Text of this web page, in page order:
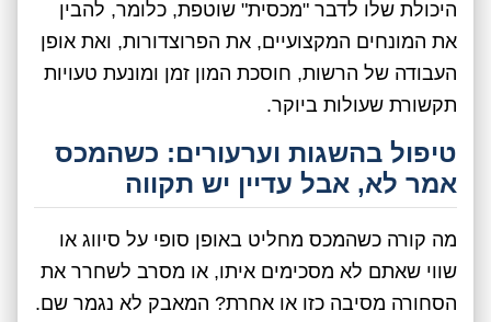
היכולת שלו לדבר "מכסית" שוטפת, כלומר, להבין
את המונחים המקצועיים, את הפרוצדורות, ואת אופן
העבודה של הרשות, חוסכת המון זמן ומונעת טעויות
תקשורת שעולות ביוקר.
טיפול בהשגות וערעורים: כשהמכס
אמר לא, אבל עדיין יש תקווה
מה קורה כשהמכס מחליט באופן סופי על סיווג או
שווי שאתם לא מסכימים איתו, או מסרב לשחרר את
הסחורה מסיבה כזו או אחרת? המאבק לא נגמר שם.